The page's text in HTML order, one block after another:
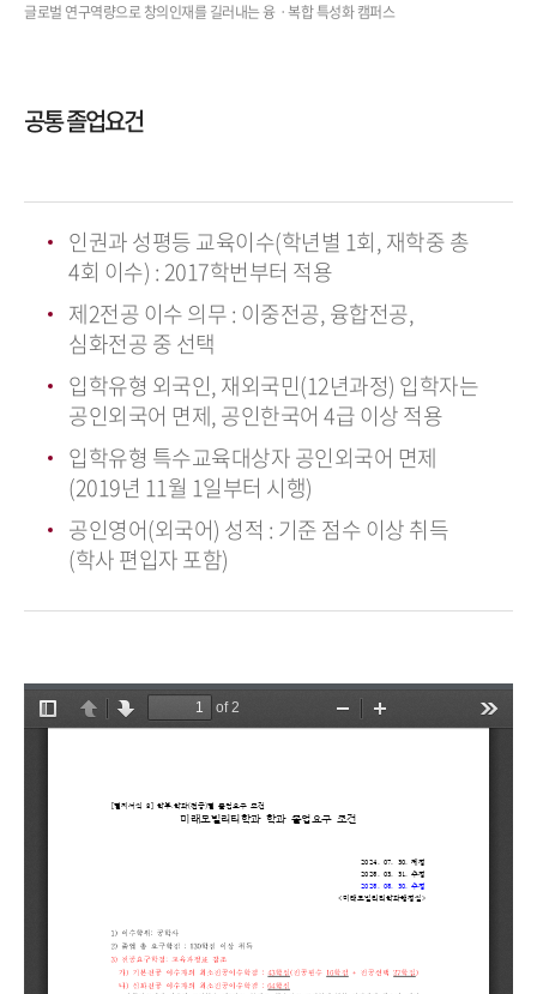
공통 졸업요건
인권과 성평등 교육이수(학년별 1회, 재학중 총
4회 이수) : 2017학번부터 적용
제2전공 이수 의무 : 이중전공, 융합전공,
심화전공 중 선택
입학유형 외국인, 재외국민(12년과정) 입학자는
공인외국어 면제, 공인한국어 4급 이상 적용
입학유형 특수교육대상자 공인외국어 면제
(2019년 11월 1일부터 시행)
공인영어(외국어) 성적 : 기준 점수 이상 취득
(학사 편입자 포함)